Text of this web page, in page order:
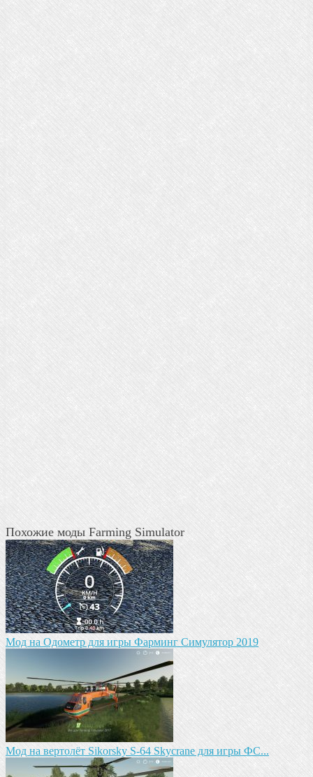
Похожие моды Farming Simulator
Мод на Одометр для игры Фарминг Симулятор 2019
Мод на вертолёт Sikorsky S-64 Skycrane для игры ФС...